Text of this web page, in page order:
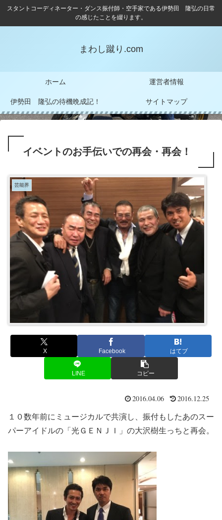
スタントコーディネーター・ダンス振付師・空手家である伊勢田 隆弘の日常
の感じたことを綴ります。
まわし蹴り.com
ホーム 運営者情報
伊勢田 隆弘の待機晩成記！ サイトマップ
イベントのお手伝いでの再会・再会！
芸能界
X Facebook はてブ
LINE コピー
2016.04.06 2016.12.25
１０数年前にミュージカルで共演し、振付もしたあのスー
パーアイドルの「光ＧＥＮＪＩ」の大沢樹生っちと再会。